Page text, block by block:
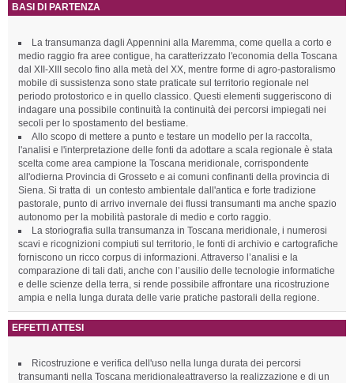
BASI DI PARTENZA
La transumanza dagli Appennini alla Maremma, come quella a corto e
medio raggio fra aree contigue, ha caratterizzato l'economia della Toscana
dal XII-XIII secolo fino alla metà del XX, mentre forme di agro-pastoralismo
mobile di sussistenza sono state praticate sul territorio regionale nel
periodo protostorico e in quello classico. Questi elementi suggeriscono di
indagare una possibile continuità la continuità dei percorsi impiegati nei
secoli per lo spostamento del bestiame.
Allo scopo di mettere a punto e testare un modello per la raccolta,
l'analisi e l'interpretazione delle fonti da adottare a scala regionale è stata
scelta come area campione la Toscana meridionale, corrispondente
all'odierna Provincia di Grosseto e ai comuni confinanti della provincia di
Siena. Si tratta di un contesto ambientale dall'antica e forte tradizione
pastorale, punto di arrivo invernale dei flussi transumanti ma anche spazio
autonomo per la mobilità pastorale di medio e corto raggio.
La storiografia sulla transumanza in Toscana meridionale, i numerosi
scavi e ricognizioni compiuti sul territorio, le fonti di archivio e cartografiche
forniscono un ricco corpus di informazioni. Attraverso l’analisi e la
comparazione di tali dati, anche con l’ausilio delle tecnologie informatiche
e delle scienze della terra, si rende possibile affrontare una ricostruzione
ampia e nella lunga durata delle varie pratiche pastorali della regione.
EFFETTI ATTESI
Ricostruzione e verifica dell'uso nella lunga durata dei percorsi
transumanti nella Toscana meridionaleattraverso la realizzazione e di un